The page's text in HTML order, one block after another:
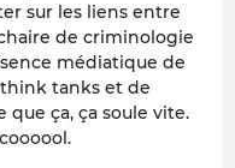
sur les liens entre
de criminologie
médiatique de
tanks et de
que ça, ça soule vite.